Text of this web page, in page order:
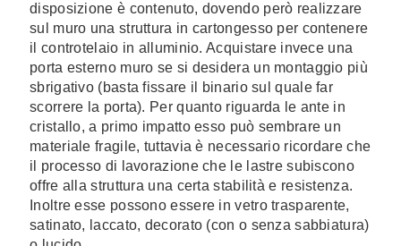
disposizione è contenuto, dovendo però realizzare
sul muro una struttura in cartongesso per contenere
il controtelaio in alluminio. Acquistare invece una
porta esterno muro se si desidera un montaggio più
sbrigativo (basta fissare il binario sul quale far
scorrere la porta). Per quanto riguarda le ante in
cristallo, a primo impatto esso può sembrare un
materiale fragile, tuttavia è necessario ricordare che
il processo di lavorazione che le lastre subiscono
offre alla struttura una certa stabilità e resistenza.
Inoltre esse possono essere in vetro trasparente,
satinato, laccato, decorato (con o senza sabbiatura)